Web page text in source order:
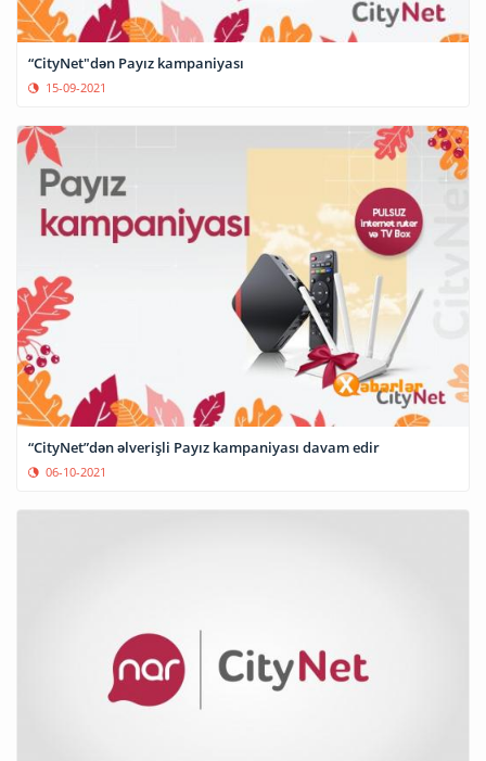
“CityNet"dən Payız kampaniyası
15-09-2021
“CityNet”dən əlverişli Payız kampaniyası davam edir
06-10-2021